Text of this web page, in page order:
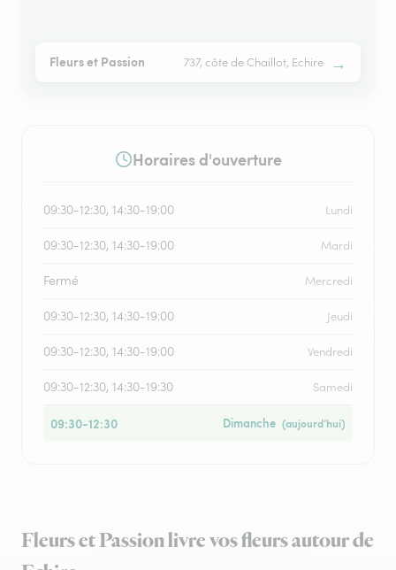
Fleurs et Passion 737, côte de Chaillot, Echire →
Horaires d'ouverture
09:30-12:30, 14:30-19:00 Lundi
09:30-12:30, 14:30-19:00 Mardi
Fermé Mercredi
09:30-12:30, 14:30-19:00 Jeudi
09:30-12:30, 14:30-19:00 Vendredi
09:30-12:30, 14:30-19:30 Samedi
09:30-12:30 Dimanche (aujourd’hui)
Fleurs et Passion livre vos fleurs autour de